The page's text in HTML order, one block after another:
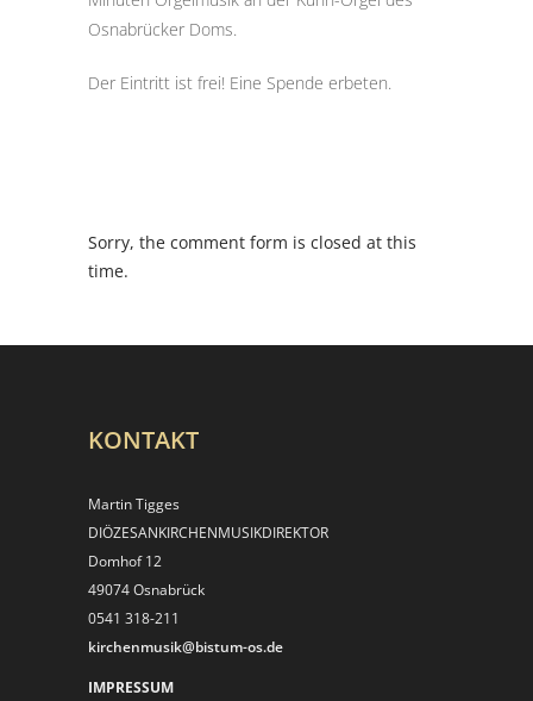
Osnabrücker Doms.
Der Eintritt ist frei! Eine Spende erbeten.
Sorry, the comment form is closed at this
time.
KONTAKT
Martin Tigges
DIÖZESANKIRCHEN­MUSIKDIREKTOR
Domhof 12
49074 Osnabrück
0541 318-211
kirchenmusik@bistum-os.de
IMPRESSUM